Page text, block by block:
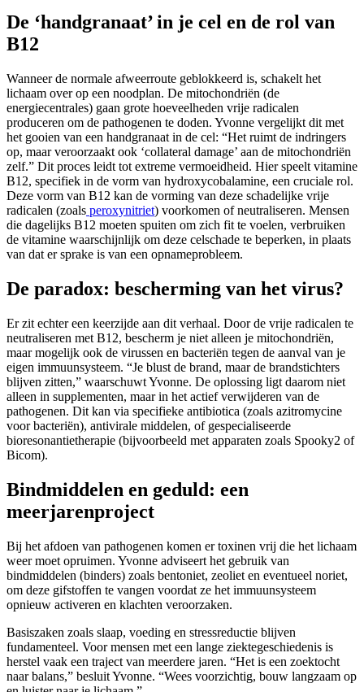
De ‘handgranaat’ in je cel en de rol van
B12
Wanneer de normale afweerroute geblokkeerd is, schakelt het
lichaam over op een noodplan. De mitochondriën (de
energiecentrales) gaan grote hoeveelheden vrije radicalen
produceren om de pathogenen te doden. Yvonne vergelijkt dit met
het gooien van een handgranaat in de cel: “Het ruimt de indringers
op, maar veroorzaakt ook ‘collateral damage’ aan de mitochondriën
zelf.” Dit proces leidt tot extreme vermoeidheid. Hier speelt vitamine
B12, specifiek in de vorm van hydroxycobalamine, een cruciale rol.
Deze vorm van B12 kan de vorming van deze schadelijke vrije
radicalen (zoals peroxynitriet) voorkomen of neutraliseren. Mensen
die dagelijks B12 moeten spuiten om zich fit te voelen, verbruiken
de vitamine waarschijnlijk om deze celschade te beperken, in plaats
van dat er sprake is van een opnameprobleem.
De paradox: bescherming van het virus?
Er zit echter een keerzijde aan dit verhaal. Door de vrije radicalen te
neutraliseren met B12, bescherm je niet alleen je mitochondriën,
maar mogelijk ook de virussen en bacteriën tegen de aanval van je
eigen immuunsysteem. “Je blust de brand, maar de brandstichters
blijven zitten,” waarschuwt Yvonne. De oplossing ligt daarom niet
alleen in supplementen, maar in het actief verwijderen van de
pathogenen. Dit kan via specifieke antibiotica (zoals azitromycine
voor bacteriën), antivirale middelen, of gespecialiseerde
bioresonantietherapie (bijvoorbeeld met apparaten zoals Spooky2 of
Bicom).
Bindmiddelen en geduld: een
meerjarenproject
Bij het afdoen van pathogenen komen er toxinen vrij die het lichaam
weer moet opruimen. Yvonne adviseert het gebruik van
bindmiddelen (binders) zoals bentoniet, zeoliet en eventueel noriet,
om deze gifstoffen te vangen voordat ze het immuunsysteem
opnieuw activeren en klachten veroorzaken.
Basiszaken zoals slaap, voeding en stressreductie blijven
fundamenteel. Voor mensen met een lange ziektegeschiedenis is
herstel vaak een traject van meerdere jaren. “Het is een zoektocht
naar balans,” besluit Yvonne. “Wees voorzichtig, bouw langzaam op